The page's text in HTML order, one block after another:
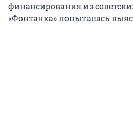
финансирования из
«Фонтанка» попыталась